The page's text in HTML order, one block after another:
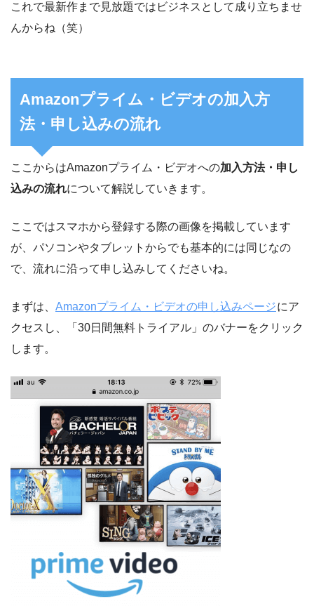
これで最新作まで見放題ではビジネスとして成り立ちませ
んからね（笑）
Amazonプライム・ビデオの加入方
法・申し込みの流れ
ここからはAmazonプライム・ビデオへの加入方法・申し
込みの流れについて解説していきます。
ここではスマホから登録する際の画像を掲載しています
が、パソコンやタブレットからでも基本的には同じなの
で、流れに沿って申し込みしてくださいね。
まずは、 Amazonプライム・ビデオの申し込みページにア
クセスし、「30日間無料トライアル」のバナーをクリック
します。